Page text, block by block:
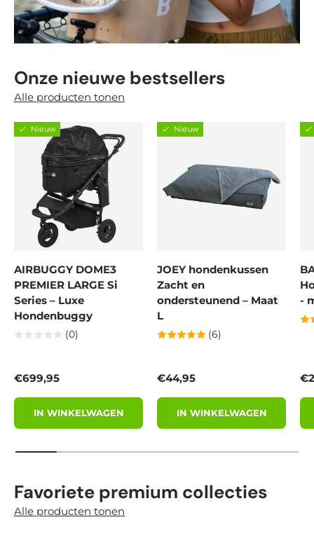
Onze nieuwe bestsellers
Alle producten tonen
Nieuw
AIRBUGGY DOME3
PREMIER LARGE Si
Series – Luxe
Hondenbuggy
(0)
Reguliere prijs
€699,95
IN WINKELWAGEN
Nieuw
JOEY hondenkussen
Zacht en
ondersteunend – Maat
L
(6)
Reguliere prijs
€44,95
IN WINKELWAGEN
-
Favoriete premium collecties
Alle producten tonen